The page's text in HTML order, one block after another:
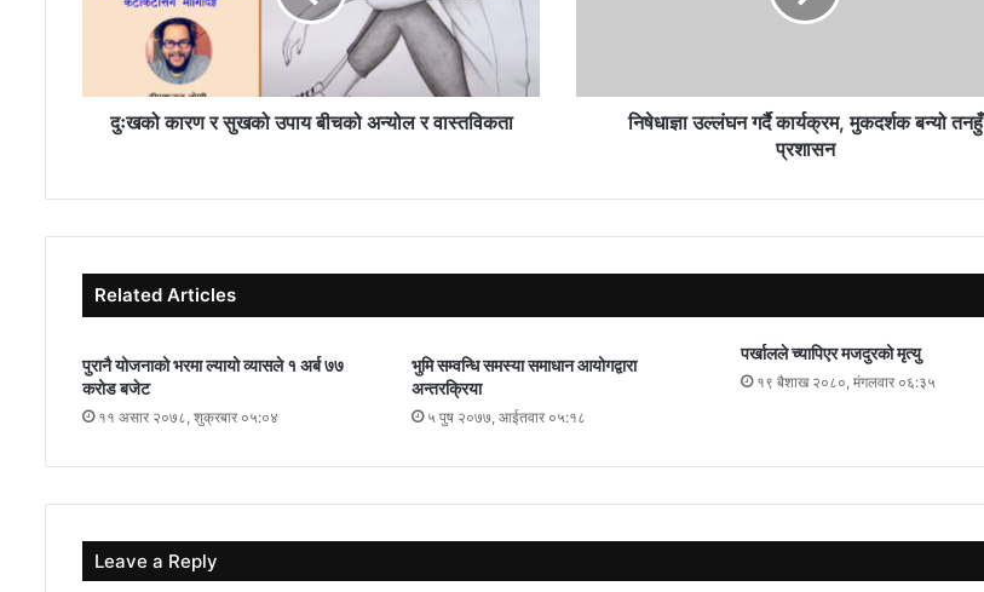
दुःखको कारण र सुखको उपाय बीचको अन्योल र वास्तविकता
निषेधाज्ञा उल्लंघन गर्दै कार्यक्रम, मुकदर्शक बन्यो तनहुँ
प्रशासन
Related Articles
पुरानै योजनाको भरमा ल्यायो व्यासले १ अर्ब ७७
करोड बजेट
११ असार २०७८, शुक्रबार ०५:०४
भुमि सम्वन्धि समस्या समाधान आयोगद्वारा
अन्तरक्रिया
५ पुष २०७७, आईतवार ०५:१८
पर्खालले च्यापिएर मजदुरको मृत्यु
१९ बैशाख २०८०, मंगलवार ०६:३५
Leave a Reply